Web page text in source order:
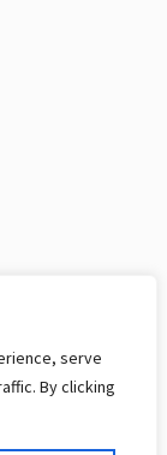
serve
By clicking